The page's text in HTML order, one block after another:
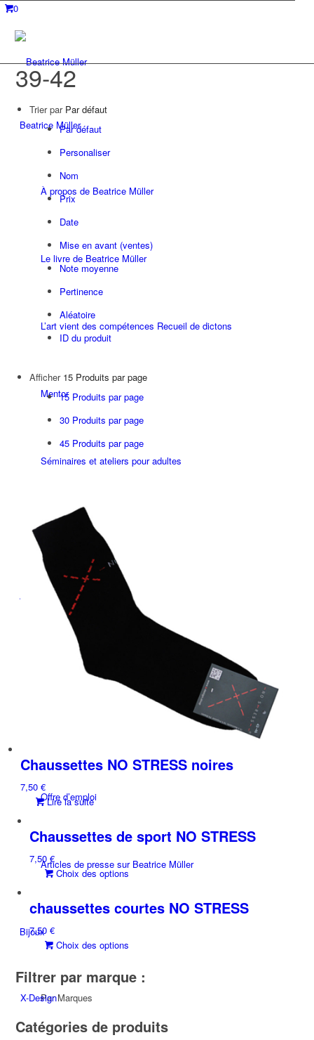
0
Beatrice Müller
À propos de Beatrice Müller
Le livre de Beatrice Müller
L’art vient des compétences Recueil de dictons
Mentor
Séminaires et ateliers pour adultes
Depuis 1992
Atelier
Offre d’emploi
Articles de presse sur Beatrice Müller
Bijoux
Par Marques
39-42
Trier par Par défaut
Par défaut
Personaliser
Nom
Prix
Date
Mise en avant (ventes)
Note moyenne
Pertinence
Aléatoire
ID du produit
Afficher 15 Produits par page
15 Produits par page
30 Produits par page
45 Produits par page
Chaussettes NO STRESS noires
7,50€
Lire la suite
Chaussettes de sport NO STRESS
7,50€
Choix des options
a
plusieurs
peuvent
sur
la
chaussettes courtes NO STRESS
7,50€
Choix des options
a
options
Filtrer par marque :
X-Design
Catégories de produits